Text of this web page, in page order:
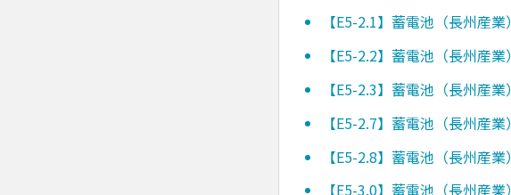
【E5-2.1】蓄電池（長州産業）
【E5-2.2】蓄電池（長州産業）
【E5-2.3】蓄電池（長州産業）
【E5-2.7】蓄電池（長州産業）
【E5-2.8】蓄電池（長州産業）
【E5-3.0】蓄電池（長州産業）